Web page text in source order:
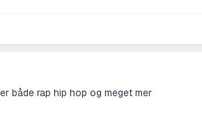
både rap hip hop og meget mer